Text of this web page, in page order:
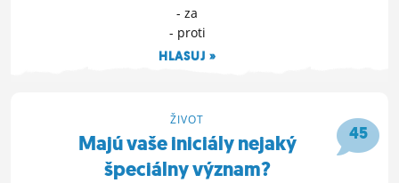
- za
- proti
HLASUJ »
45
ŽIVOT
Majú vaše iniciály nejaký
špeciálny význam?